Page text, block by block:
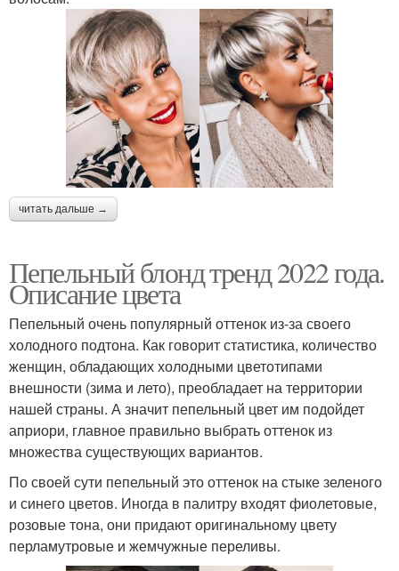
читать дальше →
Пепельный блонд тренд 2022 года.
Описание цвета
Пепельный очень популярный оттенок из-за своего
холодного подтона. Как говорит статистика, количество
женщин, обладающих холодными цветотипами
внешности (зима и лето), преобладает на территории
нашей страны. А значит пепельный цвет им подойдет
априори, главное правильно выбрать оттенок из
множества существующих вариантов.
По своей сути пепельный это оттенок на стыке зеленого
и синего цветов. Иногда в палитру входят фиолетовые,
розовые тона, они придают оригинальному цвету
перламутровые и жемчужные переливы.